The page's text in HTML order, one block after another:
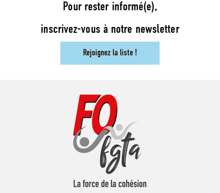
Pour rester informé(e),
inscrivez-vous à notre newsletter
Rejoignez la liste !